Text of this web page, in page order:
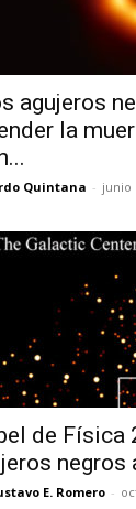
agujeros
la
Quintana - junio
de Física
E. Romero -